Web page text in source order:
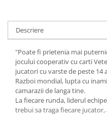
Fesuri
Studio Ghibli/My Neighbor
Totoro/Kiki etc
Minecraft
Carnetele
Dragon Ball
Descriere
"Poate fi prietenia mai
jocului cooperativ cu carti
jucatori cu varste de peste 14
Razboi mondial, lupta cu
camarazii de langa tine.
La fiecare runda, liderul
trebui sa traga fiecare